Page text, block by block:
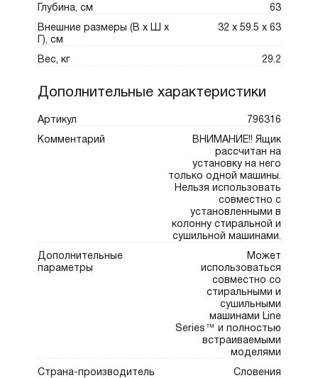
облегчает работу в прачечной: удобная
система выдвижения позволяет быстро
достать нужные предметы, а прочная полка
выдерживает повседневные нагрузки,
использования. Современный титановый
цвет корпуса и стальной оттенок полки
создают гармоничное сочетание
практичности и эстетики, делая ящик
стильным дополнением интерьера.
удобный доступ к аксессуарам.
Прочные и долговечные материалы для
надёжного ежедневного использования.
Элегантный титановый корпус в сочетании
со стальной полкой создаёт стильный вид.
Оптимальное решение для хранения моющих
средств, вешалок и инструкций.
Глубина, см 63
Внешние размеры (В х Ш х
Г), см
32 х 59.5 х 63
Вес, кг 29.2
Дополнительные характеристики
Артикул 796316
Комментарий
ВНИМАНИЕ!! Ящик
рассчитан на
установку на него
только одной машины.
Нельзя использовать
совместно с
установленными в
колонну стиральной и
сушильной машинами.
Дополнительные
параметры
Может
использоваться
совместно со
стиральными и
сушильными
машинами Line
Series™ и полностью
встраиваемыми
моделями
Страна-производитель Словения